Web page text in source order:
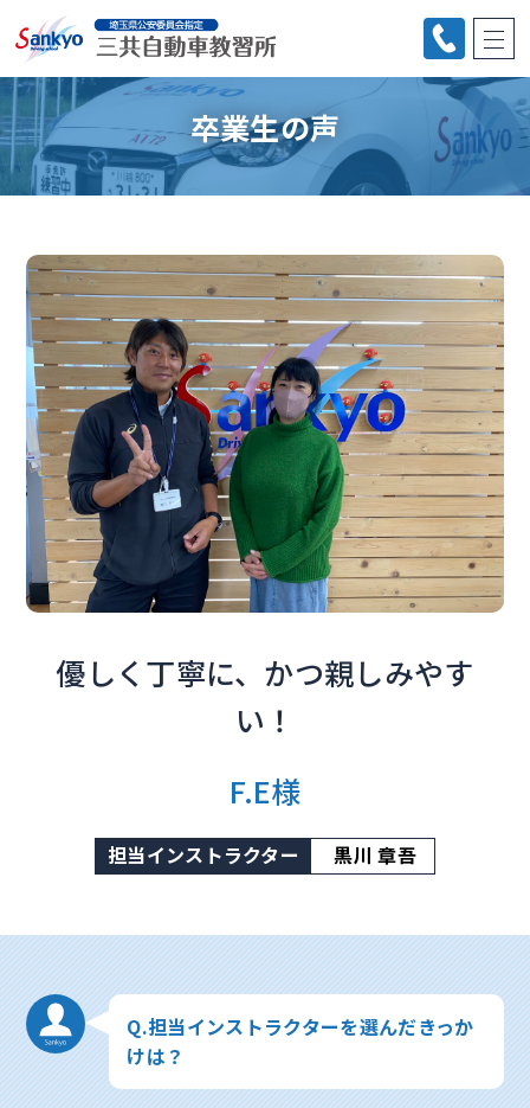
卒業生の声
優しく丁寧に、かつ親しみやす
い！
F.E様
担当インストラクター 黒川 章吾
Q.担当インストラクターを選んだきっか
けは？